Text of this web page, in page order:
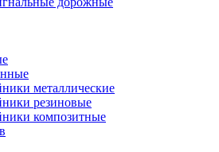
металлические
резиновые
композитные